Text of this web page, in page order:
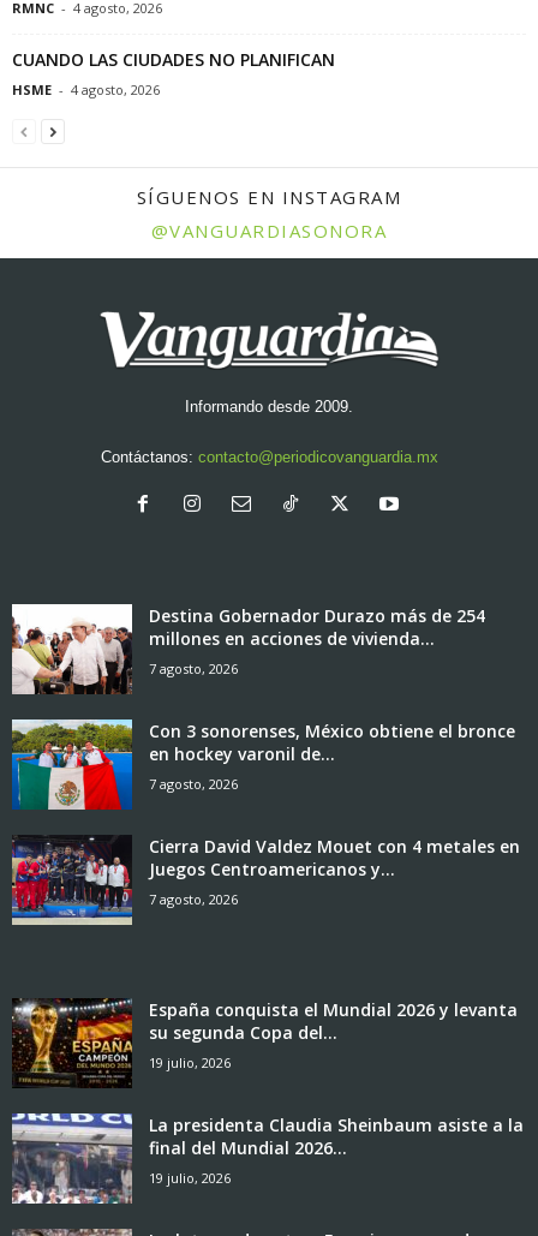
RMNC - 4 agosto, 2026
CUANDO LAS CIUDADES NO PLANIFICAN
HSME - 4 agosto, 2026
SÍGUENOS EN INSTAGRAM
@VANGUARDIASONORA
Informando desde 2009.
Contáctanos: contacto@periodicovanguardia.mx
Destina Gobernador Durazo más de 254
millones en acciones de vivienda...
7 agosto, 2026
Con 3 sonorenses, México obtiene el bronce
en hockey varonil de...
7 agosto, 2026
Cierra David Valdez Mouet con 4 metales en
Juegos Centroamericanos y...
7 agosto, 2026
España conquista el Mundial 2026 y levanta
su segunda Copa del...
19 julio, 2026
La presidenta Claudia Sheinbaum asiste a la
final del Mundial 2026...
19 julio, 2026